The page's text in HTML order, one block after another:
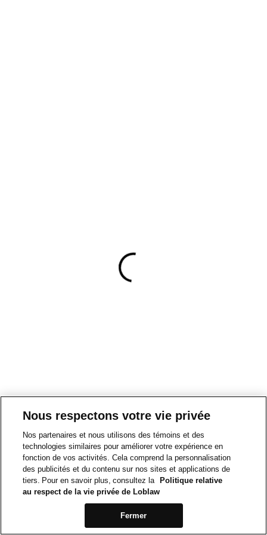
Nous respectons votre vie privée
Nos partenaires et nous utilisons des témoins et des
technologies similaires pour améliorer votre expérience en
fonction de vos activités. Cela comprend la personnalisation
des publicités et du contenu sur nos sites et applications de
tiers. Pour en savoir plus, consultez la
Politique relative
au respect de la vie privée de Loblaw
Fermer